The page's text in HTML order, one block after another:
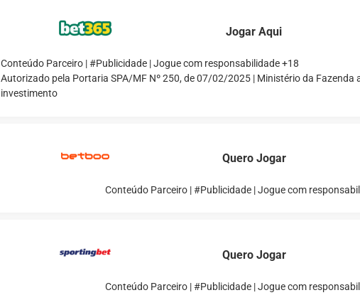
Jogar Aqui
Conteúdo Parceiro | #Publicidade | Jogue com responsabilidade +18
Autorizado pela Portaria SPA/MF Nº 250, de 07/02/2025 | Ministério da Fazenda
investimento
Quero Jogar
Conteúdo Parceiro | #Publicidade | Jogue com
Quero Jogar
Conteúdo Parceiro | #Publicidade | Jogue com